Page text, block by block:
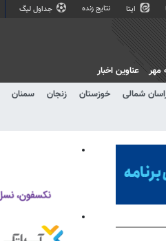
ایتا نتایج زنده جداول لیگ
شمالی خوزستان زنجان سمنان
مهر عناوین اخبار